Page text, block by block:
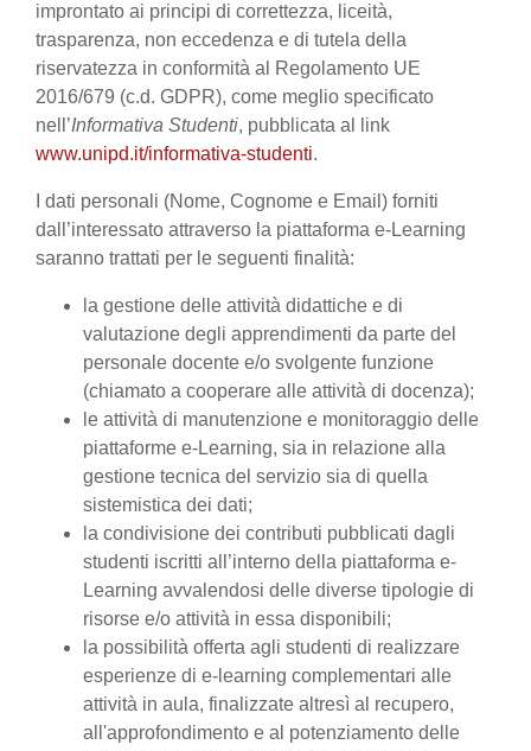
improntato ai principi di correttezza, liceità,
trasparenza, non eccedenza e di tutela della
riservatezza in conformità al Regolamento UE
2016/679 (c.d. GDPR), come meglio specificato
nell’Informativa Studenti, pubblicata al link
www.unipd.it/informativa-studenti.
I dati personali (Nome, Cognome e Email) forniti
dall’interessato attraverso la piattaforma e-Learning
saranno trattati per le seguenti finalità:
la gestione delle attività didattiche e di
valutazione degli apprendimenti da parte del
personale docente e/o svolgente funzione
(chiamato a cooperare alle attività di docenza);
le attività di manutenzione e monitoraggio delle
piattaforme e-Learning, sia in relazione alla
gestione tecnica del servizio sia di quella
sistemistica dei dati;
la condivisione dei contributi pubblicati dagli
studenti iscritti all’interno della piattaforma e-
Learning avvalendosi delle diverse tipologie di
risorse e/o attività in essa disponibili;
la possibilità offerta agli studenti di realizzare
esperienze di e-learning complementari alle
attività in aula, finalizzate altresì al recupero,
all'approfondimento e al potenziamento delle